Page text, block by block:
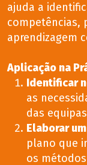
ajuda a
competências,
aprendizagem
Aplicação na
Identificar
as
das
Elaborar
plano que
os